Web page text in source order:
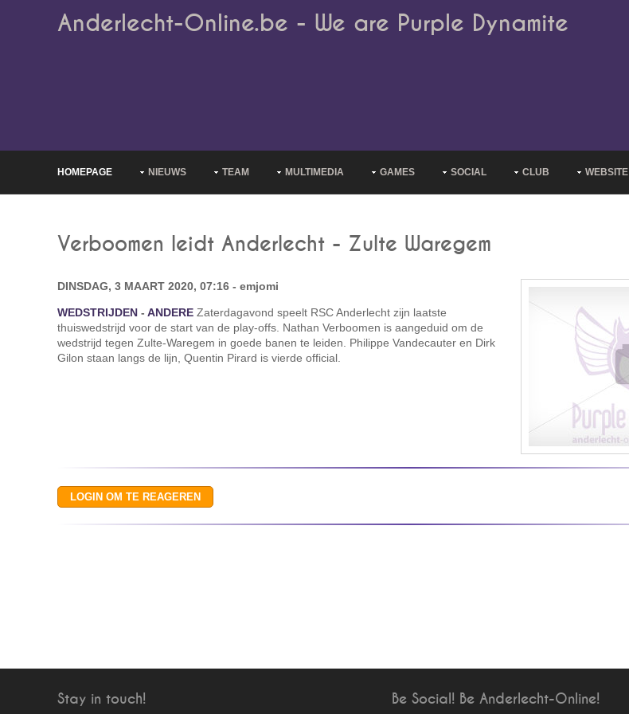
Anderlecht-Online.be - We are Purple Dynamite
HOMEPAGE NIEUWS TEAM MULTIMEDIA GAMES SOCIAL CLUB WEBSITE
Verboomen leidt Anderlecht - Zulte Waregem
DINSDAG, 3 MAART 2020, 07:16 - emjomi
WEDSTRIJDEN - ANDERE Zaterdagavond speelt RSC Anderlecht zijn laatste
thuiswedstrijd voor de start van de play-offs. Nathan Verboomen is aangeduid om de
wedstrijd tegen Zulte-Waregem in goede banen te leiden. Philippe Vandecauter en Dirk
Gilon staan langs de lijn, Quentin Pirard is vierde official.
Stay in touch! Be Social! Be Anderlecht-Online!